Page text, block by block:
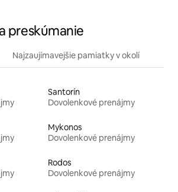
preskúmanie
Najzaujímavejšie pamiatky v okolí
Santorín
Dovolenkové prenájmy
Mykonos
Dovolenkové prenájmy
Rodos
Dovolenkové prenájmy